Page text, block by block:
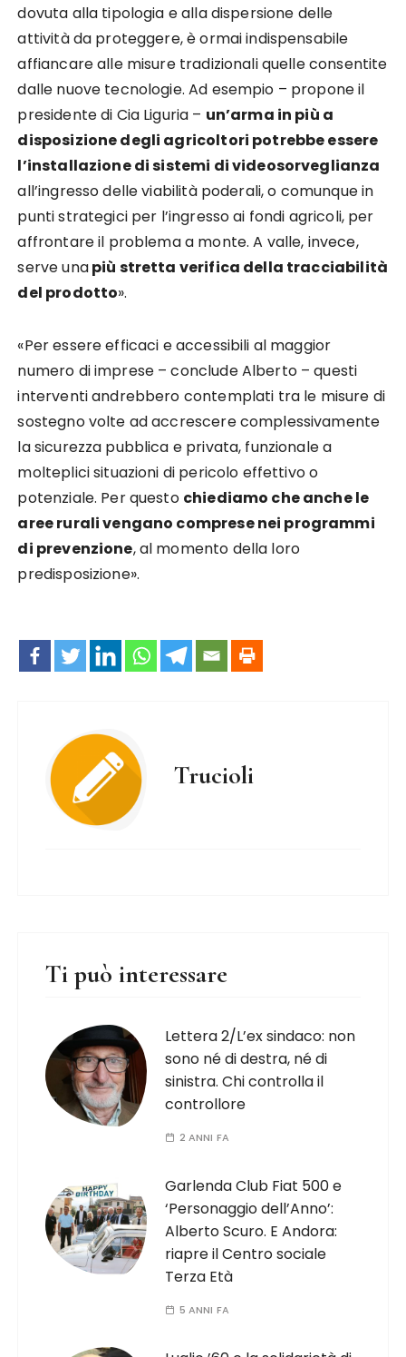
dovuta alla tipologia e alla dispersione delle
attività da proteggere, è ormai indispensabile
affiancare alle misure tradizionali quelle consentite
dalle nuove tecnologie. Ad esempio – propone il
presidente di Cia Liguria – un’arma in più a
disposizione degli agricoltori potrebbe essere
l’installazione di sistemi di videosorveglianza
all’ingresso delle viabilità poderali, o comunque in
punti strategici per l’ingresso ai fondi agricoli, per
affrontare il problema a monte. A valle, invece,
serve unapiù stretta verifica della tracciabilità
del prodotto».
«Per essere efficaci e accessibili al maggior
numero di imprese – conclude Alberto – questi
interventi andrebbero contemplati tra le misure di
sostegno volte ad accrescere complessivamente
la sicurezza pubblica e privata, funzionale a
molteplici situazioni di pericolo effettivo o
potenziale. Per questo chiediamo che anche le
aree rurali vengano comprese nei programmi
di prevenzione, al momento della loro
predisposizione».
Trucioli
Ti può interessare
Lettera 2/L’ex sindaco: non
sono né di destra, né di
sinistra. Chi controlla il
controllore
2 ANNI FA
Garlenda Club Fiat 500 e
‘Personaggio dell’Anno’:
Alberto Scuro. E Andora:
riapre il Centro sociale
Terza Età
5 ANNI FA